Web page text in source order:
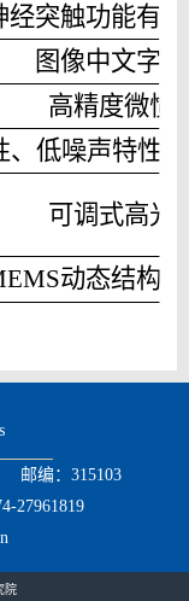
经突触功能有
图像中文字
高精度微惯
低噪声特性的
可调式高光
动态结构
邮编：315103
27961819
院